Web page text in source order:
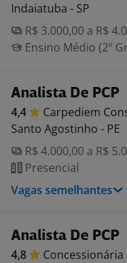
Indaiatuba - SP
R$ 3.000,00 a R$
Ensino Médio (2º
Analista De PCP
4,4 Carpediem
Santo Agostinho - PE
R$ 4.000,00 a R$
Presencial
Vagas semelhantes
Analista De PCP
4,8